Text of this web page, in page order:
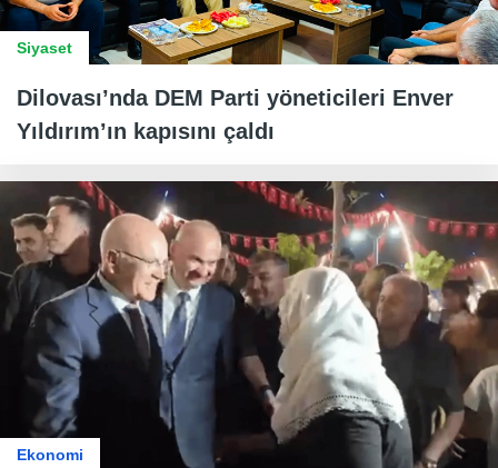
Siyaset
Dilovası’nda DEM Parti yöneticileri Enver
Yıldırım’ın kapısını çaldı
Ekonomi